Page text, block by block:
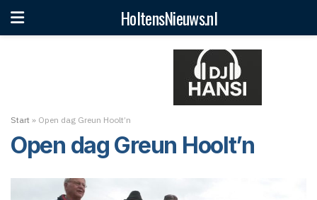
HoltensNieuws.nl
Start » Open dag Greun Hoolt’n
Open dag Greun Hoolt’n